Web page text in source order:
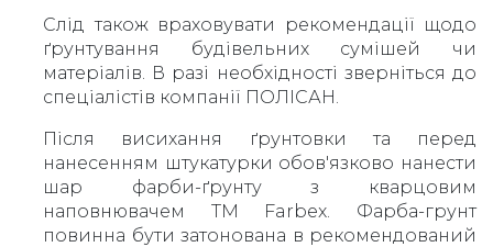
Слід також враховувати рекомендації щодо
ґрунтування будівельних сумішей чи
матеріалів. В разі необхідності зверніться до
спеціалістів компанії ПОЛІСАН.
Після висихання ґрунтовки та перед
нанесенням штукатурки обов'язково нанести
шар фарби-ґрунту з кварцовим
наповнювачем ТМ Farbex. Фарба-грунт
повинна бути затонована в рекомендований